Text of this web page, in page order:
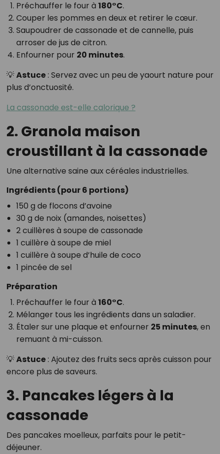
Préchauffer le four à 180°C.
Couper les pommes en deux et retirer le cœur.
Saupoudrer de cassonade et de cannelle, puis
arroser de jus de citron.
Enfourner pour 20 minutes.
💡Astuce: Servez avec un peu de yaourt nature pour
plus d’onctuosité.
La cassonade est-elle calorique ?
2. Granola maison
croustillant à la cassonade
Une alternative saine aux céréales industrielles.
Ingrédients (pour 6 portions)
150 g de flocons d’avoine
30 g de noix (amandes, noisettes)
2 cuillères à soupe de cassonade
1 cuillère à soupe de miel
1 cuillère à soupe d’huile de coco
1 pincée de sel
Préparation
Préchauffer le four à 160°C.
Mélanger tous les ingrédients dans un saladier.
Étaler sur une plaque et enfourner 25 minutes, en
remuant à mi-cuisson.
💡Astuce: Ajoutez des fruits secs après cuisson pour
encore plus de saveurs.
3. Pancakes légers à la
cassonade
Des pancakes moelleux, parfaits pour le petit-
déjeuner.